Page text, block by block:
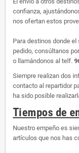
confianza,
nos ofertan estos
Para destinos donde
pedido, consúltanos
o llamándonos al telf.
Siempre realizan dos
contacto al repartidor
ha sido posible
Tiempos de
Nuestro empeño es
artículos que nos has